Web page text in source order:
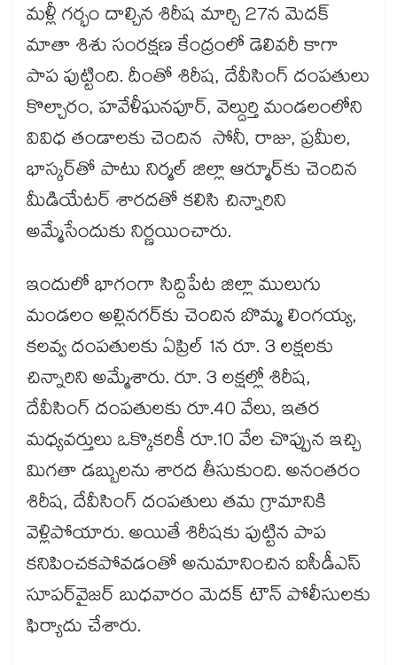
మళ్లీ గర్భం దాల్చిన శిరీష మార్చి 27న మెదక్‌‌‌‌
మాతా శిశు సంరక్షణ కేంద్రంలో డెలివరీ కాగా
పాప పుట్టింది. దీంతో శిరీష, దేవీసింగ్‌‌‌‌ దంపతులు
కొల్చారం, హవేళీఘనపూర్, వెల్దుర్తి మండలంలోని
వివిధ తండాలకు చెందిన సోనీ, రాజు, ప్రమీల,
భాస్కర్‌‌‌‌తో పాటు నిర్మల్‌‌‌‌ జిల్లా ఆర్మూర్‌‌‌‌కు చెందిన
మీడియేటర్‌‌‌‌ శారదతో కలిసి చిన్నారిని
అమ్మేసేందుకు నిర్ణయించారు.
ఇందులో భాగంగా సిద్దిపేట జిల్లా ములుగు
మండలం అల్లినగర్‌‌‌‌కు చెందిన బొమ్మ లింగయ్య,
కలవ్వ దంపతులకు ఏప్రిల్‌‌‌‌ 1న రూ. 3 లక్షలకు
చిన్నారిని అమ్మేశారు. రూ. 3 లక్షల్లో శిరీష,
దేవీసింగ్‌‌‌‌ దంపతులకు రూ.40 వేలు, ఇతర
మధ్యవర్తులు ఒక్కొకరికీ రూ.10 వేల చొప్పున ఇచ్చి
మిగతా డబ్బులను శారద తీసుకుంది. అనంతరం
శిరీష, దేవీసింగ్‌‌‌‌ దంపతులు తమ గ్రామానికి
వెళ్లిపోయారు. అయితే శిరీషకు పుట్టిన పాప
కనిపించకపోవడంతో అనుమానించిన ఐసీడీఎస్
సూపర్‌‌‌‌వైజర్‌‌‌‌ బుధవారం మెదక్‌‌‌‌ టౌన్‌‌‌‌ పోలీసులకు
ఫిర్యాదు చేశారు.